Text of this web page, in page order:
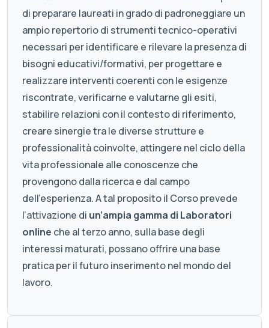
di preparare laureati in grado di padroneggiare un
ampio repertorio di strumenti tecnico-operativi
necessari per identificare e rilevare la presenza di
bisogni educativi/formativi, per progettare e
realizzare interventi coerenti con le esigenze
riscontrate, verificarne e valutarne gli esiti,
stabilire relazioni con il contesto di riferimento,
creare sinergie tra le diverse strutture e
professionalità coinvolte, attingere nel ciclo della
vita professionale alle conoscenze che
provengono dalla ricerca e dal campo
dell’esperienza. A tal proposito il Corso prevede
l’attivazione di un’ampia gamma di Laboratori
online che al terzo anno, sulla base degli
interessi maturati, possano offrire una base
pratica per il futuro inserimento nel mondo del
lavoro.